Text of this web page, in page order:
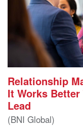
Relationship
It Works
Lead
(BNI Global)